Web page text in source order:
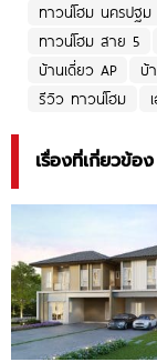
ทาวน์โฮม นครปฐม
ทาวน์โฮม สาย 5
บ้านเดี่ยว AP
บ้
รีวิว ทาวน์โฮม
เรื่องที่เกี่ยวข้อง